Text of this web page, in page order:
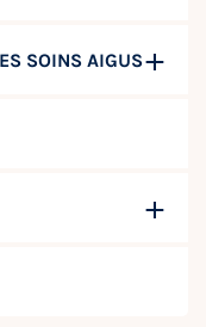
SOINS AIGUS